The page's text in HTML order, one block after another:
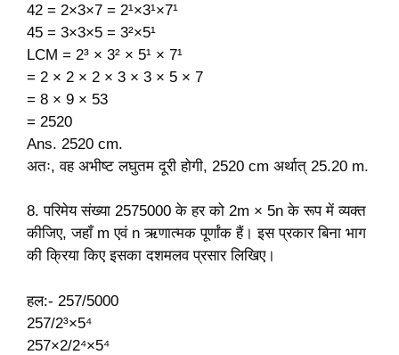
42 = 2×3×7 = 2¹×3¹×7¹
45 = 3×3×5 = 3²×5¹
LCM = 2³ × 3² × 5¹ × 7¹
= 2 × 2 × 2 × 3 × 3 × 5 × 7
= 8 × 9 × 53
= 2520
Ans. 2520 cm.
अतः, वह अभीष्ट लघुतम दूरी होगी, 2520 cm अर्थात् 25.20 m.
8. परिमेय संख्या 2575000 के हर को 2m × 5n के रूप में व्यक्त
कीजिए, जहाँ m एवं n ऋणात्मक पूर्णांक हैं। इस प्रकार बिना भाग
की क्रिया किए इसका दशमलव प्रसार लिखिए।
हल:- 257/5000
257/2³×5⁴
257×2/2⁴×5⁴